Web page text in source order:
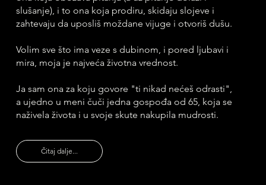
slušanje), i to ona koja prodiru, skidaju slojeve i
zahtevaju da uposliš moždane vijuge i otvoriš dušu.
Volim sve što ima veze s dubinom, i pored ljubavi i
mira, moja je najveća životna vrednost.
Ja sam ona za koju govore "ti nikad nećeš odrasti",
a ujedno u meni čuči jedna gospođa od 65, koja se
naživela života i u svoje skute nakupila mudrosti.
Čitaj dalje...